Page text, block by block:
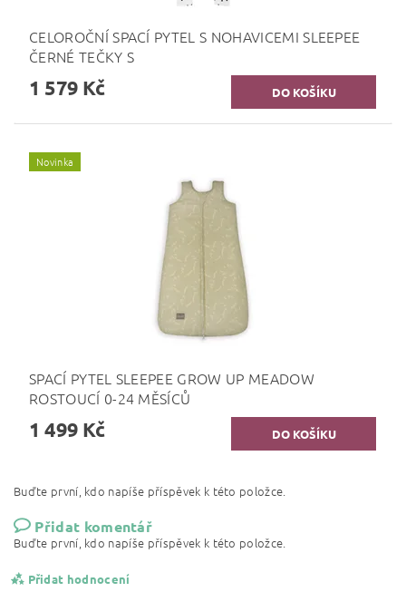
CELOROČNÍ SPACÍ PYTEL S NOHAVICEMI SLEEPEE
ČERNÉ TEČKY S
1 579 Kč
Novinka
SPACÍ PYTEL SLEEPEE GROW UP MEADOW
ROSTOUCÍ 0-24 MĚSÍCŮ
1 499 Kč
Buďte první, kdo napíše příspěvek k této položce.
Přidat komentář
Buďte první, kdo napíše příspěvek k této položce.
Přidat hodnocení